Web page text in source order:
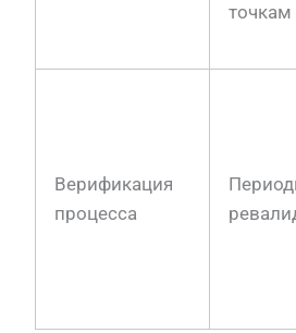
точкам
Верификация
процесса